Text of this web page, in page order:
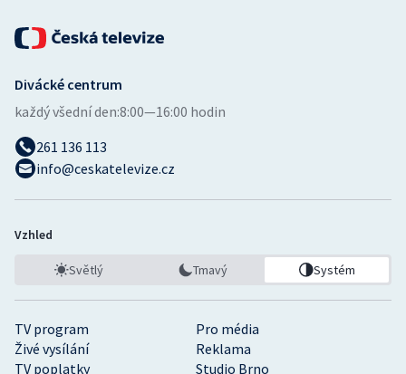
TV program
Pro média
Živé vysílání
Reklama
TV poplatky
Studio Brno
Divácké centrum
každý všední den:8:00—16:00 hodin
261 136 113
info@ceskatelevize.cz
Vzhled
Světlý Tmavý Systém